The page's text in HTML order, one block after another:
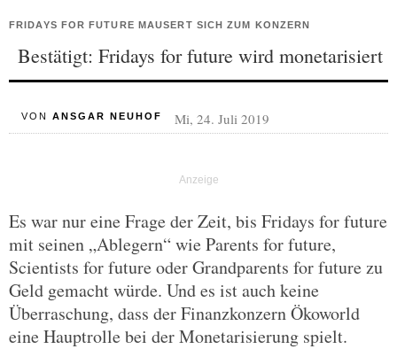
FRIDAYS FOR FUTURE MAUSERT SICH ZUM KONZERN
Bestätigt: Fridays for future wird monetarisiert
VON ANSGAR NEUHOF Mi, 24. Juli 2019
Es war nur eine Frage der Zeit, bis Fridays for future
mit seinen „Ablegern“ wie Parents for future,
Scientists for future oder Grandparents for future zu
Geld gemacht würde. Und es ist auch keine
Überraschung, dass der Finanzkonzern Ökoworld
eine Hauptrolle bei der Monetarisierung spielt.